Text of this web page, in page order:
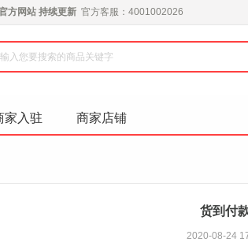
方网站 持续更新 官方客服：4001002026
家入驻 商家店铺
货到付
2020-08-24